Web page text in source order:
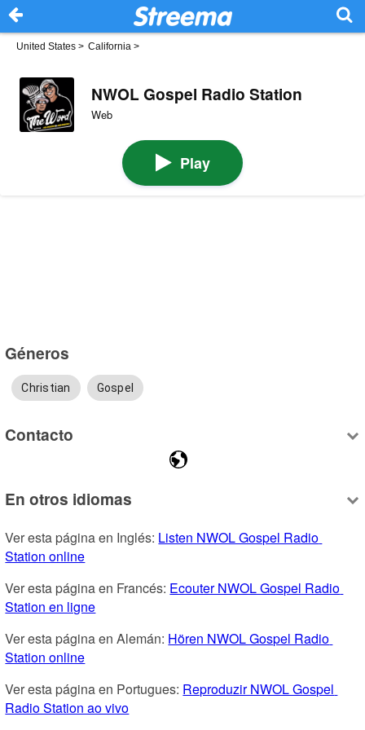
United States > California >
NWOL Gospel Radio Station
Web
Play
Géneros
Christian Gospel
Contacto
En otros idiomas
Ver esta página en Inglés: Listen NWOL Gospel Radio
Station online
Ver esta página en Francés: Ecouter NWOL Gospel Radio
Station en ligne
Ver esta página en Alemán: Hören NWOL Gospel Radio
Station online
Ver esta página en Portugues: Reproduzir NWOL Gospel
Radio Station ao vivo